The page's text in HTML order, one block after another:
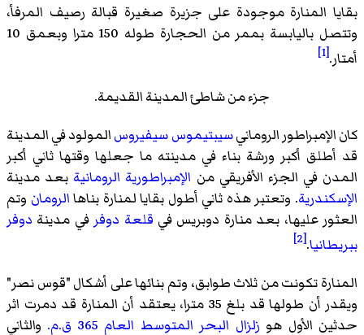
بقايا المنارة موجودة على جزيرة صغيرة قبالة رصيف المرفأ،
وتتصل باليابسة بممر من الحجارة طوله 150 مترا وبعمق 10
أمتار.[1]
جزء من شاطئ المدينة القديمة.
كان الإمبراطور الرومانيسيبتيموس سيفيروسالمولود في المدينة
قد أطلق أكبر ورشة بناء في مدينته ما جعلها وقتها ثاني أكبر
المدن في الجزء الأفريقي من الإمبراطورية الرومانية بعد مدينة
الإسكندرية. وتعتبر هذه ثاني أطول بقايا لمنارة بناهاالرومان وتم
العثور عليها، بعد منارة دوبريس في قلعة دوفر في مدينة دوفر
ببريطانيا.
[2]
المنارة تكونت من ثلاث طوابق، وتم بنائها على أشكال "قوس نصر"
ويقدر أن طولها قد بلغ 35 مترا، يعتقد أن المنارة قد دمرت اثر
حدثين الأول هو زلزال البحر المتوسط العام 365 ق.م.
والثاني